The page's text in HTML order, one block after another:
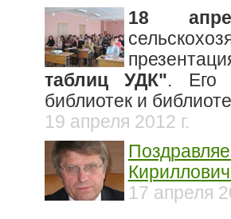
18
таблиц УДК". Его
библиотек и
19 апреля 2012 г.
17 апреля